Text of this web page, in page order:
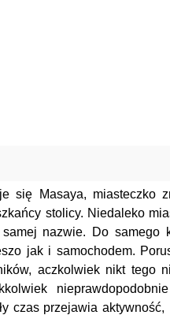
się Masaya, miasteczko
stolicy. Niedaleko
nazwie. Do samego
jak i samochodem.
aczkolwiek nikt tego
czas przejawia